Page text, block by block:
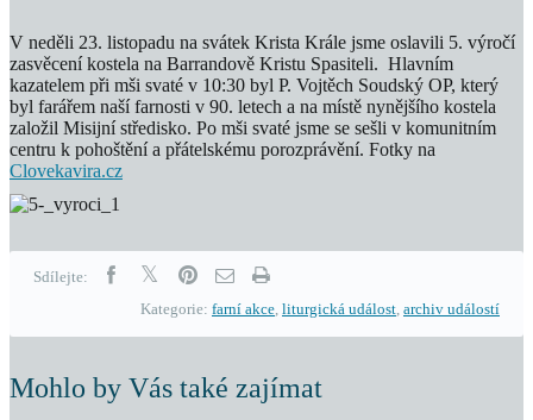
V neděli 23. listopadu na svátek Krista Krále jsme oslavili 5. výročí
zasvěcení kostela na Barrandově Kristu Spasiteli. Hlavním
kazatelem při mši svaté v 10:30 byl P. Vojtěch Soudský OP, který
byl farářem naší farnosti v 90. letech a na místě nynějšího kostela
založil Misijní středisko. Po mši svaté jsme se sešli v komunitním
centru k pohoštění a přátelskému porozprávění. Fotky na
Clovekavira.cz
Sdílejte:
Kategorie: farní akce, liturgická událost, archiv událostí
Mohlo by Vás také zajímat